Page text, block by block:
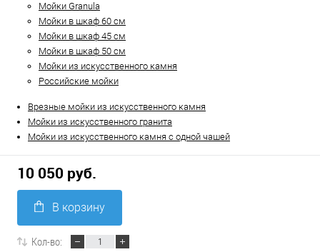
Мойки Granula
Мойки в шкаф 60 см
Мойки в шкаф 45 см
Мойки в шкаф 50 см
Мойки из искусственного камня
Российские мойки
Врезные мойки из искусственного камня
Мойки из искусственного гранита
Мойки из искусственного камня с одной чашей
10 050 руб.
В корзину
Кол-во: